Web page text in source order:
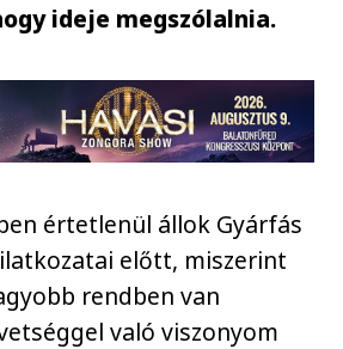
ideje megszólalnia.
értetlenül állok Gyárfás
előtt, miszerint
rendben van
való viszonyom